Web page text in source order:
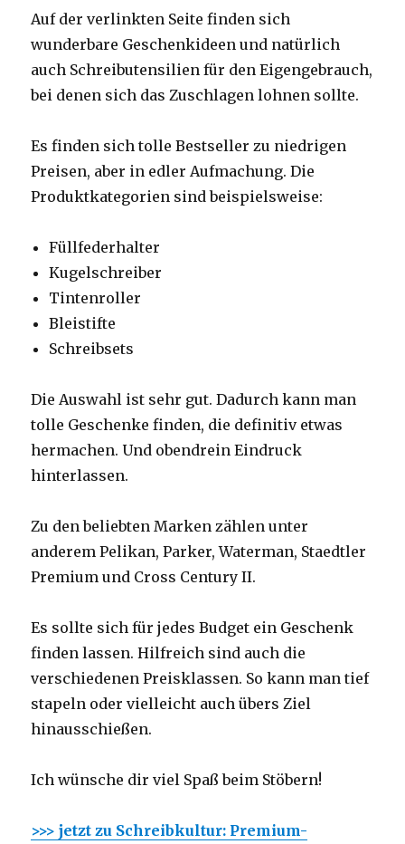
Auf der verlinkten Seite finden sich
wunderbare Geschenkideen und natürlich
auch Schreibutensilien für den Eigengebrauch,
bei denen sich das Zuschlagen lohnen sollte.
Es finden sich tolle Bestseller zu niedrigen
Preisen, aber in edler Aufmachung. Die
Produktkategorien sind beispielsweise:
Füllfederhalter
Kugelschreiber
Tintenroller
Bleistifte
Schreibsets
Die Auswahl ist sehr gut. Dadurch kann man
tolle Geschenke finden, die definitiv etwas
hermachen. Und obendrein Eindruck
hinterlassen.
Zu den beliebten Marken zählen unter
anderem Pelikan, Parker, Waterman, Staedtler
Premium und Cross Century II.
Es sollte sich für jedes Budget ein Geschenk
finden lassen. Hilfreich sind auch die
verschiedenen Preisklassen. So kann man tief
stapeln oder vielleicht auch übers Ziel
hinausschießen.
Ich wünsche dir viel Spaß beim Stöbern!
>>> jetzt zu Schreibkultur: Premium-